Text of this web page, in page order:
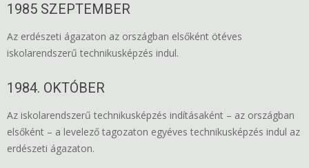
1985 SZEPTEMBER
Az erdészeti ágazaton az országban elsőként ötéves
iskolarendszerű technikusképzés indul.
1984. OKTÓBER
Az iskolarendszerű technikusképzés indításaként – az országban
elsőként – a levelező tagozaton egyéves technikusképzés indul az
erdészeti ágazaton.